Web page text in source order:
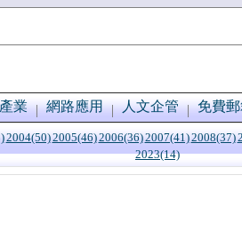
業 網路應用 人文企管 免費郵
2004(50)2005(46)2006(36)2007(41)2008(37)
2023(14)